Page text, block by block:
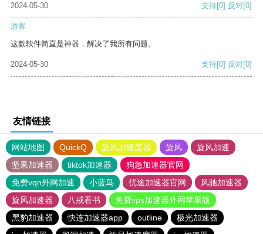
2024-05-30
支持[0] 反对[0]
游客
这款软件简直是神器，解决了我所有问题。
2024-05-30 支持[0] 反对[0]
友情链接
网站地图 QuickQ 旋风加速度器 旋风
旋风加速
坚果加速器
tiktok加速器
狗急加速器官网
免费vqn外网加速
小蓝鸟 优途加速器官网
风驰加速器
旋风加速器
八戒看书
免费vps加速器外网苹果版
黑豹加速器
快连加速器app outline
极光加速器